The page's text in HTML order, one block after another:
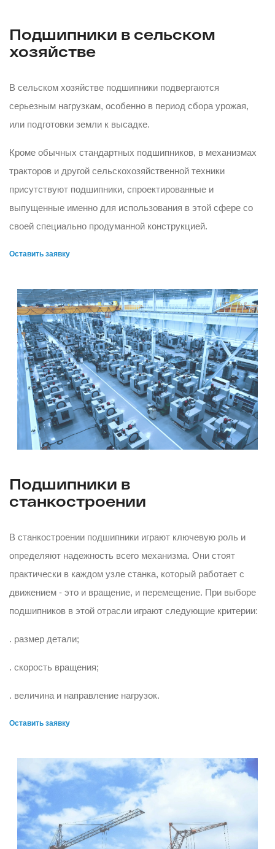
Подшипники в сельском
хозяйстве
В сельском хозяйстве подшипники подвергаются
серьезным нагрузкам, особенно в период сбора урожая,
или подготовки земли к высадке.
Кроме обычных стандартных подшипников, в механизмах
тракторов и другой сельскохозяйственной техники
присутствуют подшипники, спроектированные и
выпущенные именно для использования в этой сфере со
своей специально продуманной конструкцией.
Оставить заявку
Подшипники в
станкостроении
В станкостроении подшипники играют ключевую роль и
определяют надежность всего механизма. Они стоят
практически в каждом узле станка, который работает с
движением - это и вращение, и перемещение. При выборе
подшипников в этой отрасли играют следующие критерии:
. размер детали;
. скорость вращения;
. величина и направление нагрузок.
Оставить заявку